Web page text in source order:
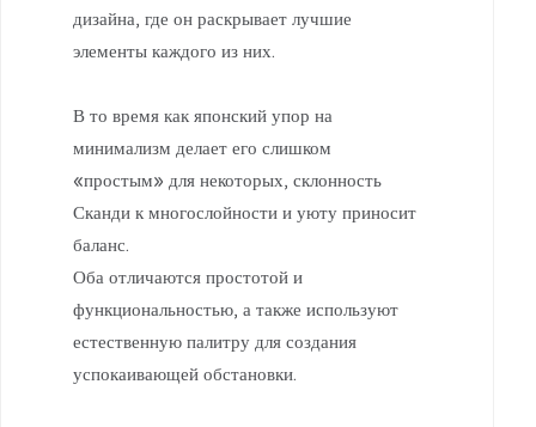
дизайна, где он раскрывает лучшие
элементы каждого из них.
В то время как японский упор на
минимализм делает его слишком
«простым» для некоторых, склонность
Сканди к многослойности и уюту приносит
баланс.
Оба отличаются простотой и
функциональностью, а также используют
естественную палитру для создания
успокаивающей обстановки.